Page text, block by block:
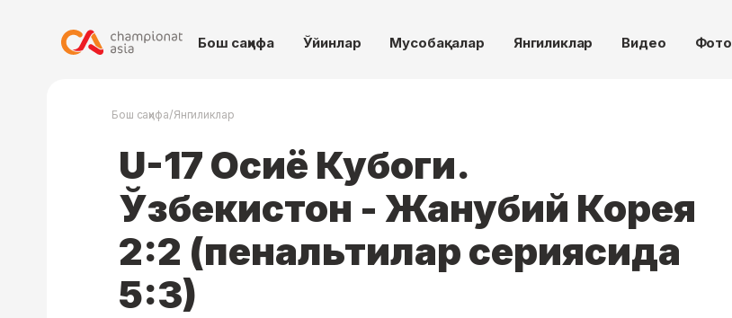
Бош саҳифа Ўйинлар Мусобақалар Янгиликлар Видео Фото
Бош саҳифа/Янгиликлар
U-17 Осиё Кубоги.
Ўзбекистон - Жанубий Корея
2:2 (пенальтилар сериясида
5:3)